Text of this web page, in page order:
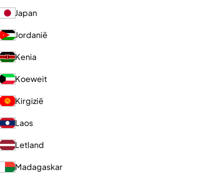
Japan
Jordanië
Kenia
Koeweit
Kirgizië
Laos
Letland
Madagaskar